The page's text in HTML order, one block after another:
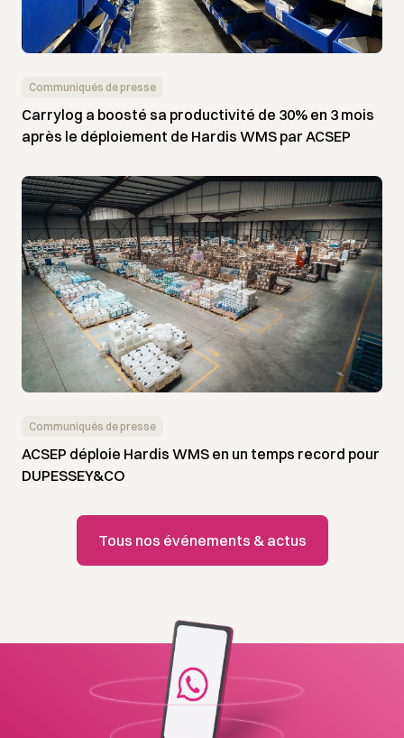
Communiqués de presse
Carrylog a boosté sa productivité de 30% en 3 mois
après le déploiement de Hardis WMS par ACSEP
Communiqués de presse
ACSEP déploie Hardis WMS en un temps record pour
DUPESSEY&CO
Tous nos événements & actus